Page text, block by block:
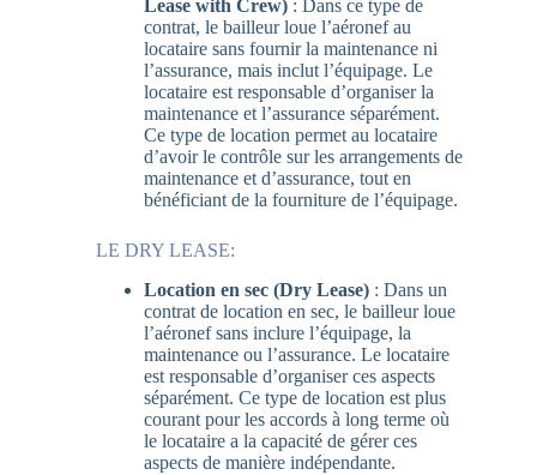
Lease with Crew) : Dans ce type de
contrat, le bailleur loue l’aéronef au
locataire sans fournir la maintenance ni
l’assurance, mais inclut l’équipage. Le
locataire est responsable d’organiser la
maintenance et l’assurance séparément.
Ce type de location permet au locataire
d’avoir le contrôle sur les arrangements de
maintenance et d’assurance, tout en
bénéficiant de la fourniture de l’équipage.
LE DRY LEASE:
Location en sec (Dry Lease) : Dans un
contrat de location en sec, le bailleur loue
l’aéronef sans inclure l’équipage, la
maintenance ou l’assurance. Le locataire
est responsable d’organiser ces aspects
séparément. Ce type de location est plus
courant pour les accords à long terme où
le locataire a la capacité de gérer ces
aspects de manière indépendante.